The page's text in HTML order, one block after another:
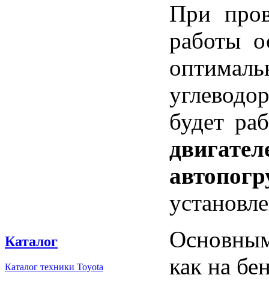
Каталог
Каталог техники Toyota
При
работы
будет
как на